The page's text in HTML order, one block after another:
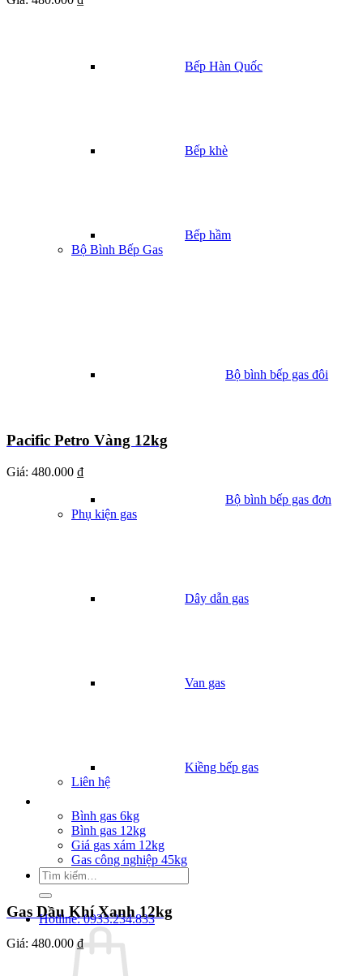
Bếp Hàn Quốc
Bếp khè
Bếp hầm
Bộ Bình Bếp Gas
Bộ bình bếp gas đôi
Bộ bình bếp gas đơn
Phụ kiện gas
Dây dẫn gas
Van gas
Kiềng bếp gas
Liên hệ
Bình gas 6kg
Bình gas 12kg
Giá gas xám 12kg
Gas công nghiệp 45kg
Tìm
kiếm:
Hotline: 0933.234.833
Pacific Petro Vàng 12kg
Giá: 480.000 ₫
Gas Dầu Khí Xanh 12kg
Giá: 480.000 ₫